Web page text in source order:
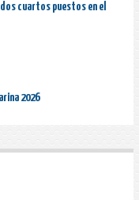
cuartos puestos en el
2026